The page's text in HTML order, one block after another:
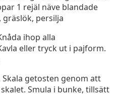
1 rejäl näve blandade
gräslök, persilja
ihop alla
eller tryck ut i pajform.
getosten genom att
Smula i bunke, tillsätt